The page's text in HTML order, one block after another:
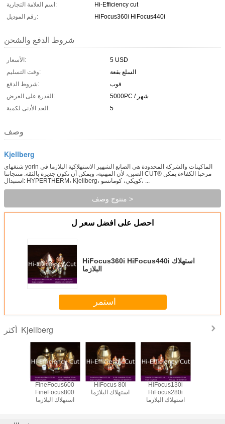
اسم العلامة التجارية:
Hi-Efficiency cut
رقم الموديل:
HiFocus360i HiFocus440i
شروط الدفع والشحن
الأسعار:
5 USD
وقت التسليم:
السلع بقعة
شروط الدفع:
فوب
القدرة على العرض:
5000PC / شهر
الحد الأدنى لكمية:
5
وصف
Kjellberg
شنغهاي yorin الماكينات والشركة المحدودة هي الصانع الشهير الاستهلاكية البلازما في
الصين، لأن المهنية، ويمكن أن تكون جديرة بالثقة. منتجاتنا CUT® مرحبا الكفاءة يمكن
استبدال: HYPERTHERM، Kjellberg، كويكي، كوماتسو، ...
منتوج وصف >
احصل على افضل سعر ل
HiFocus360i HiFocus440i استهلاك
البلازما
استمر
Kjellberg
FineFocus600
FineFocus800
استهلاك البلازما
HiFocus 80i
استهلاك البلازما
HiFocus130i
HiFocus280i
استهلاك البلازما